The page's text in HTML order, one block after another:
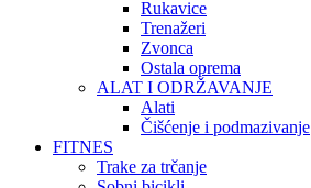
Rukavice
Trenažeri
Zvonca
Ostala oprema
ALAT I ODRŽAVANJE
Alati
Čišćenje i podmazivanje
FITNES
Trake za trčanje